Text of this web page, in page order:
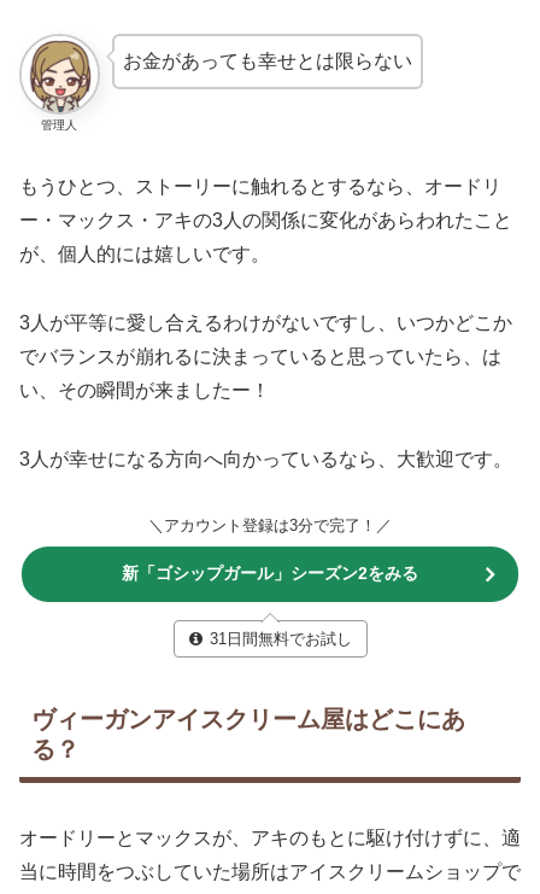
管理人
お金があっても幸せとは限らない
もうひとつ、ストーリーに触れるとするなら、オードリ
ー・マックス・アキの3人の関係に変化があらわれたこと
が、個人的には嬉しいです。
3人が平等に愛し合えるわけがないですし、いつかどこか
でバランスが崩れるに決まっていると思っていたら、は
い、その瞬間が来ましたー！
3人が幸せになる方向へ向かっているなら、大歓迎です。
＼アカウント登録は3分で完了！／
新「ゴシップガール」シーズン2をみる
31日間無料でお試し
ヴィーガンアイスクリーム屋はどこにあ
る？
オードリーとマックスが、アキのもとに駆け付けずに、適
当に時間をつぶしていた場所はアイスクリームショップで